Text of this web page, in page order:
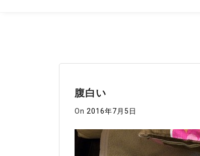
腹白い
On 2016年7月5日